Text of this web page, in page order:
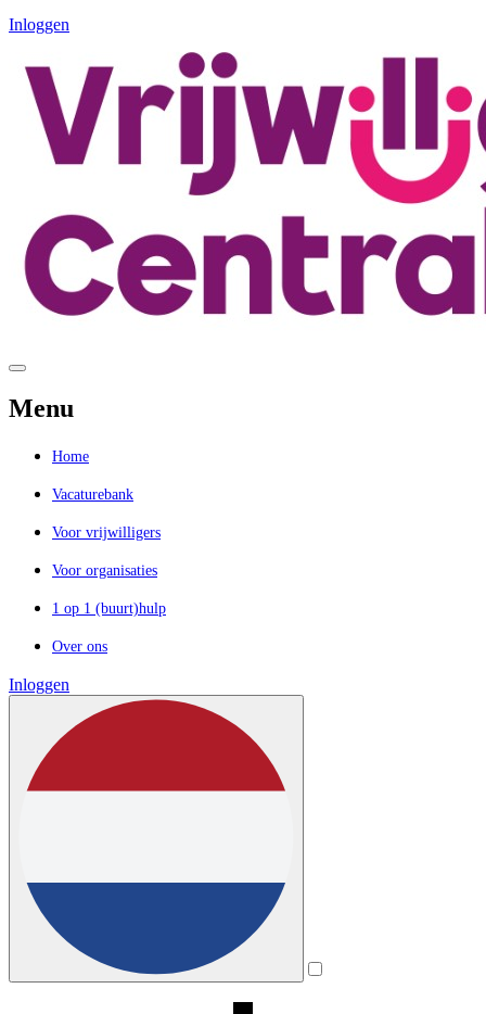
Inloggen
Menu
Home
Vacaturebank
Voor vrijwilligers
Voor organisaties
1 op 1 (buurt)hulp
Over ons
Inloggen